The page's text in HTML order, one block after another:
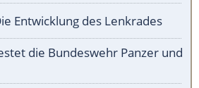
Entwicklung des Lenkrades
die Bundeswehr Panzer und